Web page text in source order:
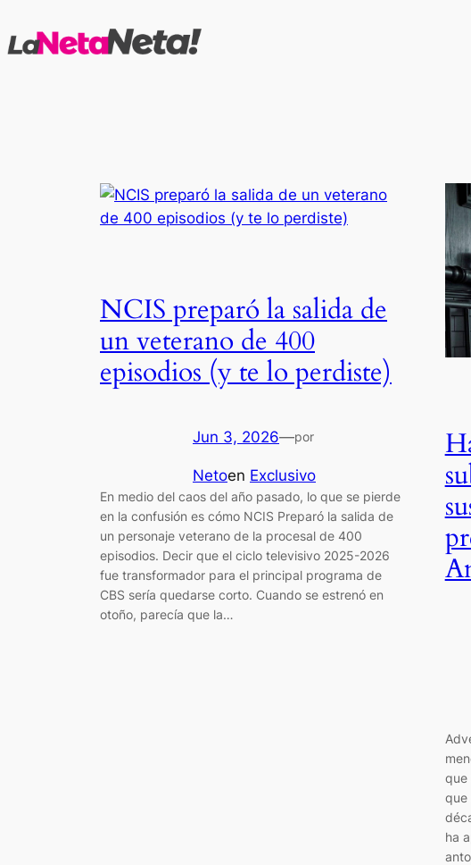
al
NCIS preparó la salida de
un veterano de 400
episodios (y te lo perdiste)
Jun 3, 2026—por
Netoen Exclusivo
En medio del caos del año pasado, lo que se pierde
en la confusión es cómo NCIS Preparó la salida de
un personaje veterano de la procesal de 400
episodios. Decir que el ciclo televisivo 2025-2026
fue transformador para el principal programa de
CBS sería quedarse corto. Cuando se estrenó en
otoño, parecía que la…
que
que
ha